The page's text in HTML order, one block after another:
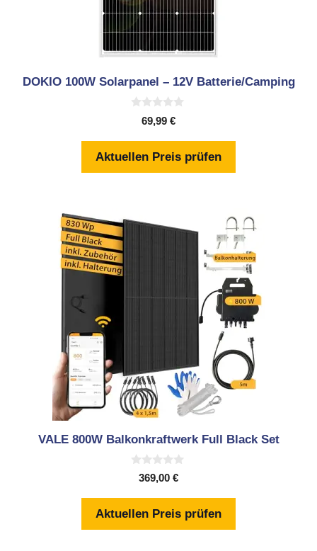
DOKIO 100W Solarpanel – 12V Batterie/Camping
5
69,99 €
Aktuellen Preis prüfen
VALE 800W Balkonkraftwerk Full Black Set
5
369,00 €
Aktuellen Preis prüfen